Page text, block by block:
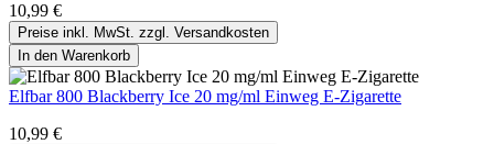
10,99 €
Preise inkl. MwSt. zzgl. Versandkosten
In den Warenkorb
Elfbar 800 Blackberry Ice 20 mg/ml Einweg E-Zigarette
10,99 €